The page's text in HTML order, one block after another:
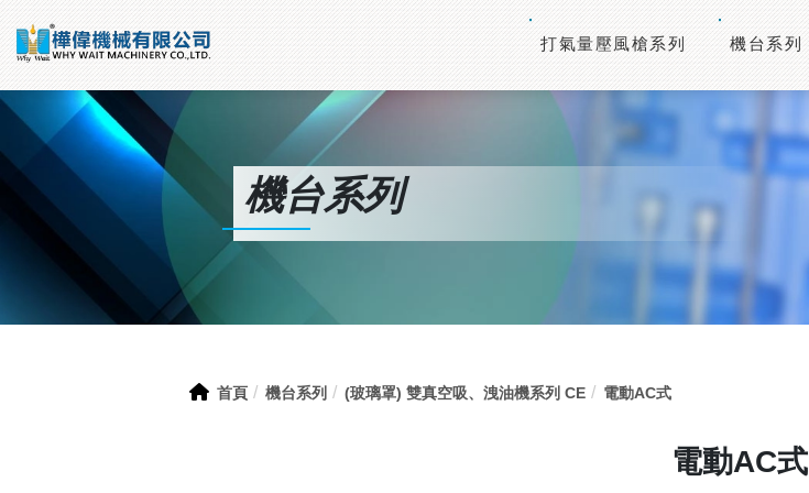
打氣量壓風槍系列 機台系列
機台系列
首頁 機台系列 (玻璃罩) 雙真空吸、洩油機系列 CE 電動AC式
電動AC式